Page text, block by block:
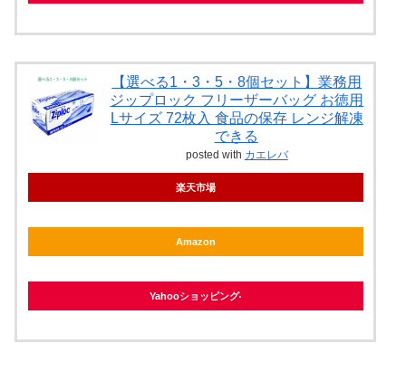
【選べる1・3・5・8個セット】業務用
ジップロック フリーザーバッグ お徳用
Lサイズ 72枚入 食品の保存 レンジ解凍
できる
posted with カエレバ
楽天市場
Amazon
Yahooショッピング